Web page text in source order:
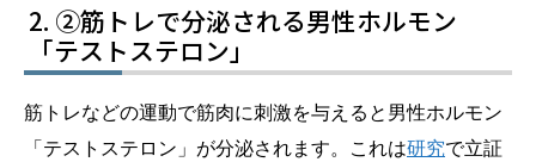
②筋トレで分泌される男性ホルモン
「テストステロン」
筋トレなどの運動で筋肉に刺激を与えると男性ホルモン
「テストステロン」が分泌されます。これは研究で立証